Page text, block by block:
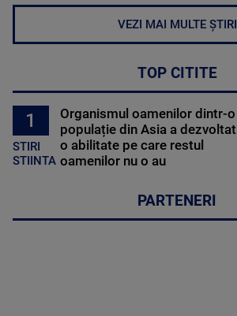
VEZI MAI MULTE ȘTIRI
TOP CITITE
1
STIRI
STIINTA
Organismul oamenilor dintr-o
populație din Asia a dezvoltat
o abilitate pe care restul
oamenilor nu o au
PARTENERI